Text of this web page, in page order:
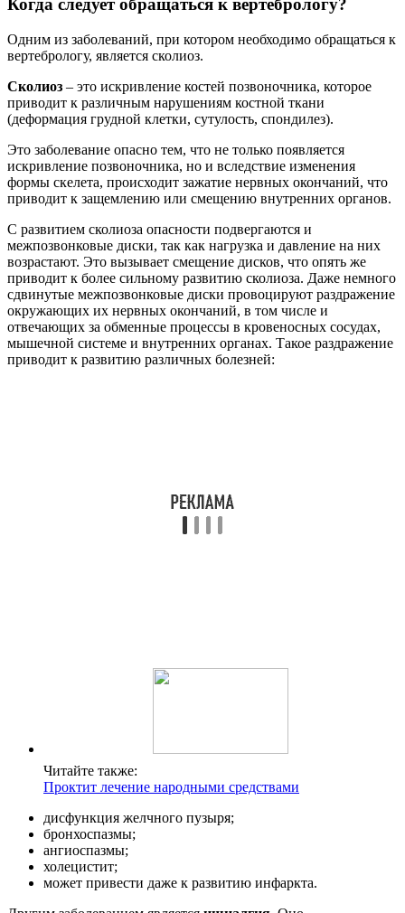
Когда следует обращаться к вертебрологу?
Одним из заболеваний, при котором необходимо обращаться к
вертебрологу, является сколиоз.
Сколиоз – это искривление костей позвоночника, которое
приводит к различным нарушениям костной ткани
(деформация грудной клетки, сутулость, спондилез).
Это заболевание опасно тем, что не только появляется
искривление позвоночника, но и вследствие изменения
формы скелета, происходит зажатие нервных окончаний, что
приводит к защемлению или смещению внутренних органов.
С развитием сколиоза опасности подвергаются и
межпозвонковые диски, так как нагрузка и давление на них
возрастают. Это вызывает смещение дисков, что опять же
приводит к более сильному развитию сколиоза. Даже немного
сдвинутые межпозвонковые диски провоцируют раздражение
окружающих их нервных окончаний, в том числе и
отвечающих за обменные процессы в кровеносных сосудах,
мышечной системе и внутренних органах. Такое раздражение
приводит к развитию различных болезней:
Читайте также:
Проктит лечение народными средствами
дисфункция желчного пузыря;
бронхоспазмы;
ангиоспазмы;
холецистит;
может привести даже к развитию инфаркта.